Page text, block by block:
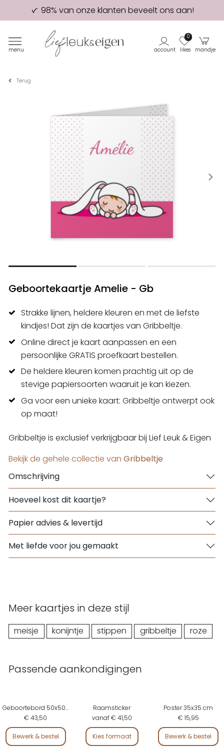
98% van onze klanten beveelt ons aan!
Eerste proefdruk GRATIS
menu account likes
0
mandje
Terug
Geboortekaartje Amelie - Gb
Strakke lijnen, heldere kleuren en met de liefste
kindjes! Dat zijn de kaartjes van Gribbeltje.
Online direct je kaart aanpassen en een
persoonlijke GRATIS proefkaart bestellen.
De heldere kleuren komen prachtig uit op de
stevige papiersoorten waaruit je kan kiezen.
Ga voor een unieke kaart: Gribbeltje ontwerpt ook
op maat!
Gribbeltje is exclusief verkrijgbaar bij Lief Leuk & Eigen
Bekijk de gehele collectie van Gribbeltje
Omschrijving
Hoeveel kost dit kaartje?
Papier advies & levertijd
Met liefde voor jou gemaakt
Meer kaartjes in deze stijl
meisje konijntje stippen gribbeltje roze
Passende aankondigingen
Geboortebord 50x50 cm
€ 43,50
Bewerk & bestel
Raamsticker
vanaf € 41,50
Kies formaat
Poster 35x35 cm
€ 15,95
Bewerk & bestel